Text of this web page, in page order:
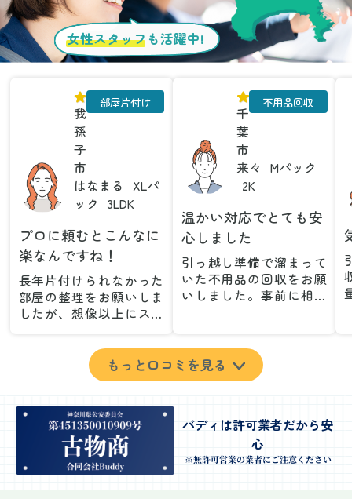
女性スタッフ も活躍中!
我
孫
子
市
はなまる
XLパ
ック
3LDK
部屋片付け
プロに頼むとこんなに
楽なんですね！
長年片付けられなかった
部屋の整理をお願いしま
したが、想像以上にスム
が集めた物や古い家具が
多く、自分たちだけでは
どうにもならない状態で
んが手際よく片付けてく
れたので、部屋が驚くほ
どスッキリしました。自
分では手が回らなかった
場所も含め、プロの力を
千
葉
市
来々
Mパック
2K
不用品回収
温かい対応でとても安
心しました
引っ越し準備で溜まって
いた不用品の回収をお願
いしました。事前に相談
とができました。特に、
古い家具や壊れた家電な
ど、処分が難しいものが
きました。
当日は2名のスタッフが来
てくださり、作業の流れ
もっと口コミを見る
バディは許可業者だから安
心
※無許可営業の業者にご注意ください